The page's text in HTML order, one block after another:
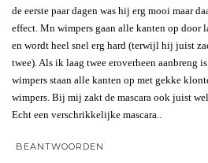
de eerste paar dagen was hij erg mooi maar
effect. Mn wimpers gaan alle kanten op door
en wordt heel snel erg hard (terwijl hij juist
twee). Als ik laag twee eroverheen aanbreng
wimpers staan alle kanten op met gekke
wimpers. Bij mij zakt de mascara ook juist
Echt een verschrikkelijke mascara..
BEANTWOORDEN